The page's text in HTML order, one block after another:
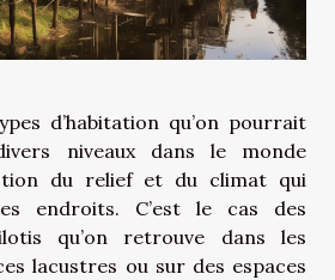
d’habitation qu’on pourrait
niveaux dans le monde
du relief et du climat qui
endroits. C’est le cas des
qu’on retrouve dans les
lacustres ou sur des espaces